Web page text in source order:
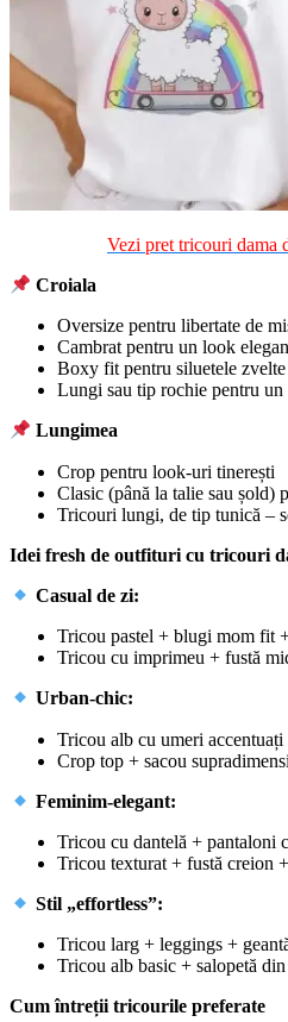
Vezi pret tricouri dama
Croiala
Oversize pentru libertate de
Cambrat pentru un look
Boxy fit pentru siluetele zvelte
Lungi sau tip rochie pentru un
Lungimea
Crop pentru look-uri tinerești
Clasic (până la talie sau șold)
Tricouri lungi, de tip tunică –
Idei fresh de outfituri cu tricouri
Casual de zi:
Tricou pastel + blugi mom fit
Tricou cu imprimeu + fustă
Urban-chic:
Tricou alb cu umeri
Crop top + sacou
Feminim-elegant:
Tricou cu dantelă + pantaloni
Tricou texturat + fustă creion
Stil „effortless”:
Tricou larg + leggings +
Tricou alb basic + salopetă
Cum întreții tricourile preferate